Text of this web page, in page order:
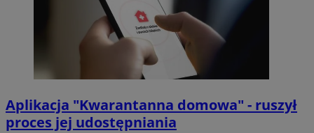
Aplikacja "Kwarantanna domowa" - ruszył
proces jej udostępniania